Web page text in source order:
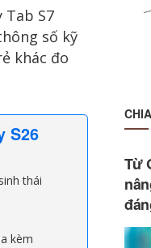
S7
số kỹ
khác đo
S26
thái
kèm
Từ